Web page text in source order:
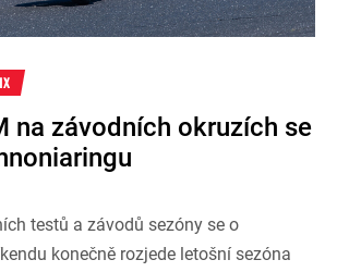
na závodních okruzích se
testů a závodů sezóny se o
konečně rozjede letošní sezóna